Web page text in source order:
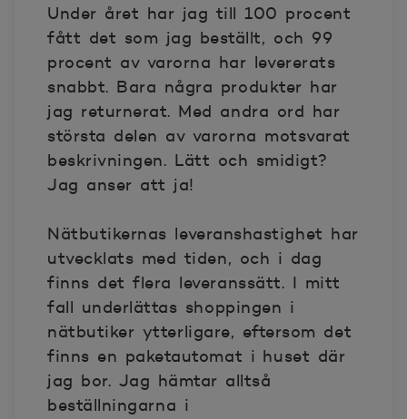
Under året har jag till 100 procent
fått det som jag beställt, och 99
procent av varorna har levererats
snabbt. Bara några produkter har
jag returnerat. Med andra ord har
största delen av varorna motsvarat
beskrivningen. Lätt och smidigt?
Jag anser att ja!
Nätbutikernas leveranshastighet har
utvecklats med tiden, och i dag
finns det flera leveranssätt. I mitt
fall underlättas shoppingen i
nätbutiker ytterligare, eftersom det
finns en paketautomat i huset där
jag bor. Jag hämtar alltså
beställningarna i